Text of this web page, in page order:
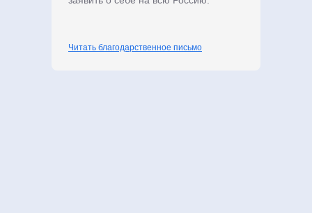
Читать благодарственное письмо